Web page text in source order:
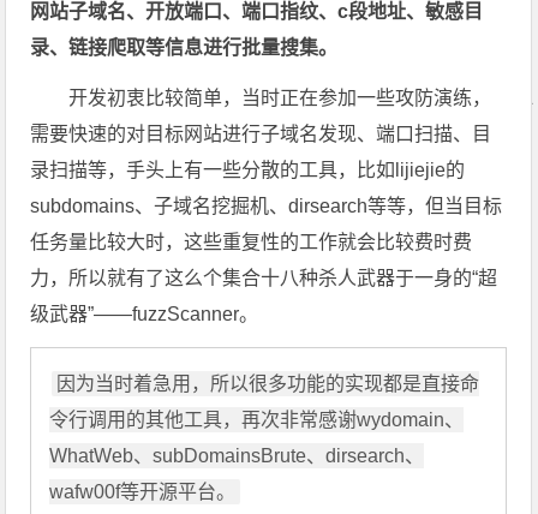
网站子域名、开放端口、端口指纹、c段地址、敏感目
录、链接爬取等信息进行批量搜集。
开发初衷比较简单，当时正在参加一些攻防演练，
需要快速的对目标网站进行子域名发现、端口扫描、目
录扫描等，手头上有一些分散的工具，比如lijiejie的
subdomains、子域名挖掘机、dirsearch等等，但当目标
任务量比较大时，这些重复性的工作就会比较费时费
力，所以就有了这么个集合十八种杀人武器于一身的“超
级武器”——fuzzScanner。
因为当时着急用，所以很多功能的实现都是直接命
令行调用的其他工具，再次非常感谢wydomain、
WhatWeb、subDomainsBrute、dirsearch、